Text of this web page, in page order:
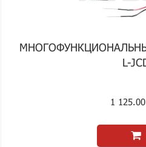
L-
1